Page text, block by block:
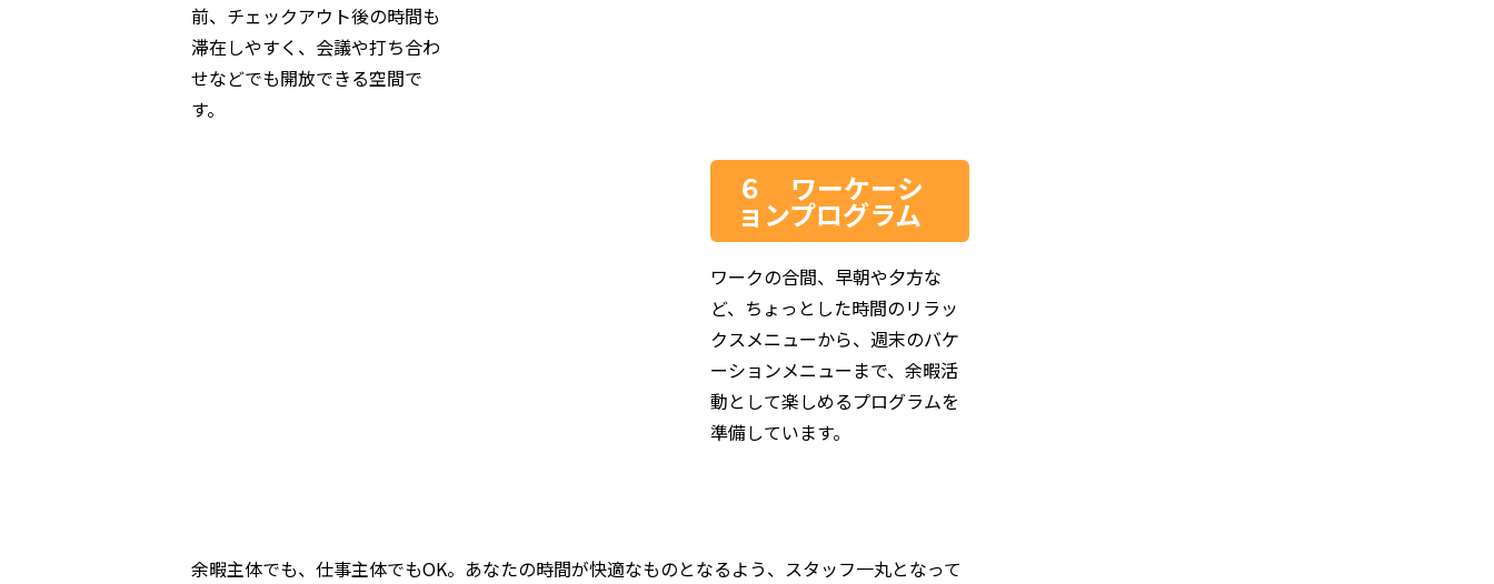
前、チェックアウト後の時間も
滞在しやすく、会議や打ち合わ
せなどでも開放できる空間で
す。
６ ワーケーシ
ョンプログラム
ワークの合間、早朝や夕方な
ど、ちょっとした時間のリラッ
クスメニューから、週末のバケ
ーションメニューまで、余暇活
動として楽しめるプログラムを
準備しています。
余暇主体でも、仕事主体でもOK。あなたの時間が快適なものとなるよう、スタッフ一丸となって